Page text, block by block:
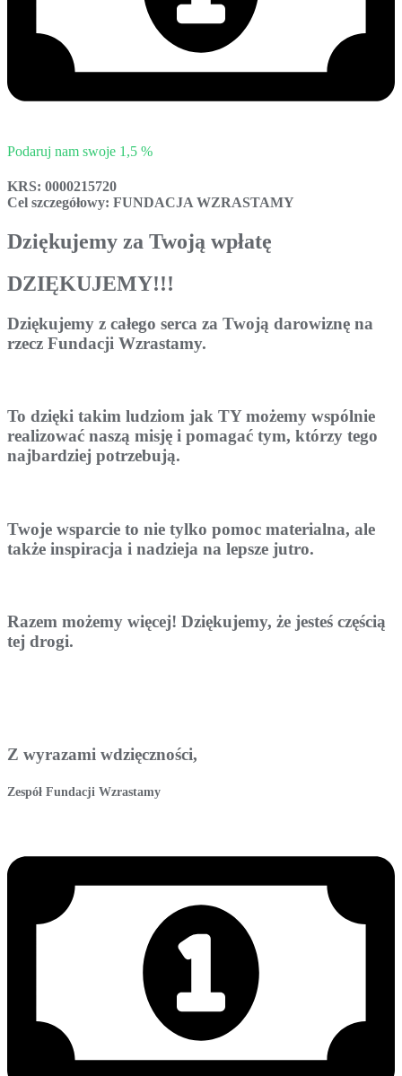
Podaruj nam swoje 1,5 %
KRS: 0000215720
Cel szczegółowy: FUNDACJA WZRASTAMY
Dziękujemy za Twoją wpłatę
DZIĘKUJEMY!!!
Dziękujemy z całego serca za Twoją darowiznę na
rzecz Fundacji Wzrastamy.
To dzięki takim ludziom jak TY możemy wspólnie
realizować naszą misję i pomagać tym, którzy tego
najbardziej potrzebują.
Twoje wsparcie to nie tylko pomoc materialna, ale
także inspiracja i nadzieja na lepsze jutro.
Razem możemy więcej! Dziękujemy, że jesteś częścią
tej drogi.
Z wyrazami wdzięczności,
Zespół Fundacji Wzrastamy